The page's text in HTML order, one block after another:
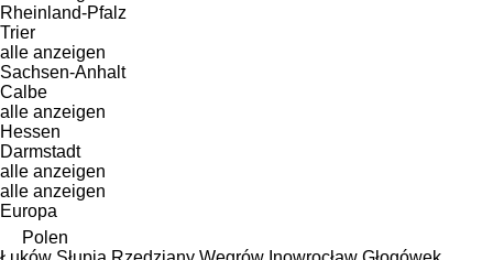
Rheinland-Pfalz
Trier
alle anzeigen
Sachsen-Anhalt
Calbe
alle anzeigen
Hessen
Darmstadt
alle anzeigen
alle anzeigen
Europa
Polen